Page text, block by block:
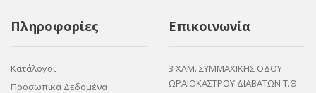
Πληροφορίες
Κατάλογοι
Προσωπικά Δεδομένα
Επικοινωνία
3 ΧΛΜ. ΣΥΜΜΑΧΙΚΗΣ ΟΔΟΥ
ΩΡΑΙΟΚΑΣΤΡΟΥ ΔΙΑΒΑΤΩΝ Τ.Θ.